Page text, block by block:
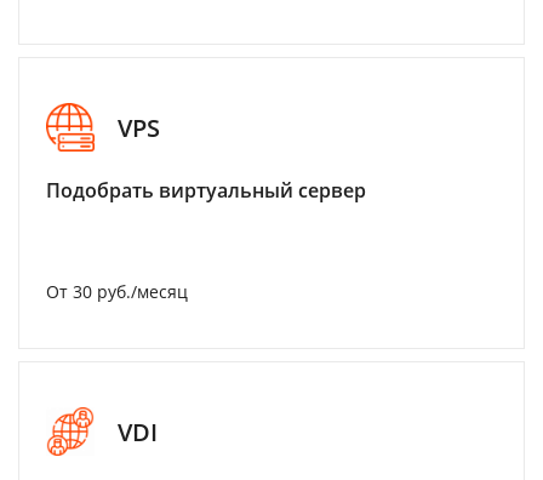
VPS
Подобрать виртуальный сервер
От 30 руб./месяц
VDI